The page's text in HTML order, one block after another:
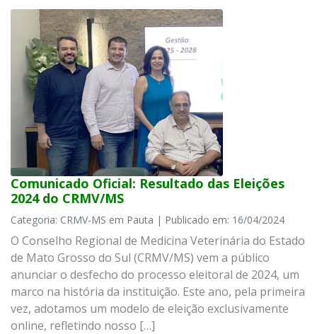
Comunicado Oficial: Resultado das Eleições
2024 do CRMV/MS
Categoria: CRMV-MS em Pauta | Publicado em: 16/04/2024
O Conselho Regional de Medicina Veterinária do Estado
de Mato Grosso do Sul (CRMV/MS) vem a público
anunciar o desfecho do processo eleitoral de 2024, um
marco na história da instituição. Este ano, pela primeira
vez, adotamos um modelo de eleição exclusivamente
online, refletindo nosso […]